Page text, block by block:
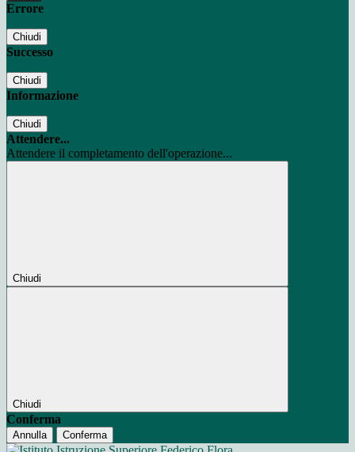
Errore
Chiudi
Successo
Chiudi
Informazione
Chiudi
Attendere...
Attendere il completamento dell'operazione...
Chiudi
Chiudi
Conferma
Annulla Conferma